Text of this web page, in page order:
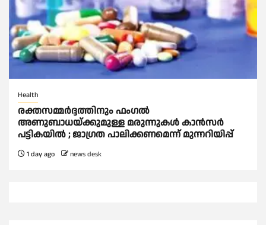
Health
രക്തസമ്മര്‍ദ്ദത്തിനും ഫംഗല്‍
അണുബാധയ്ക്കുമുള്ള മരുന്നുകള്‍ കാൻസര്‍
പട്ടികയില്‍ ; ജാഗ്രത പാലിക്കണമെന്ന് മുന്നറിയിപ്പ്
1 day ago news desk